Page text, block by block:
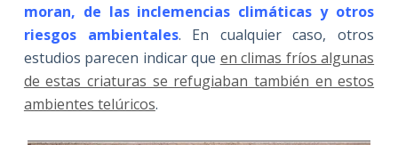
moran, de las inclemencias climáticas y otros
riesgos ambientales. En cualquier caso, otros
estudios parecen indicar que en climas fríos algunas
de estas criaturas se refugiaban también en estos
ambientes telúricos.